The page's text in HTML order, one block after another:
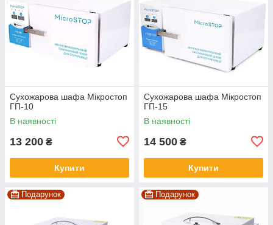
Сухожарова шафа Мікростоп
ГП-10
В наявності
13 200 ₴
Купити
Сухожарова шафа Мікростоп
ГП-15
В наявності
14 500 ₴
Купити
Подарунок Подарунок